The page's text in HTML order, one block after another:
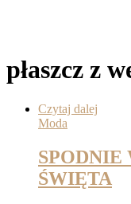
płaszcz z
Czytaj dalej
Moda
SPODNIE
ŚWIĘTA